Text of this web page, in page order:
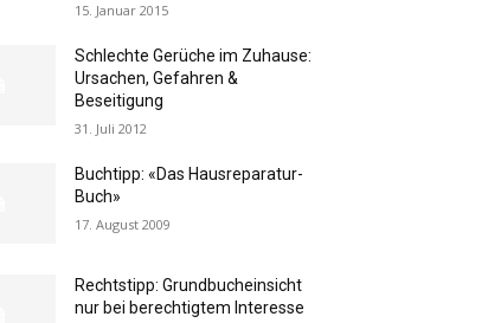
15. Januar 2015
Schlechte Gerüche im Zuhause:
Ursachen, Gefahren &
Beseitigung
31. Juli 2012
Buchtipp: «Das Hausreparatur-
Buch»
17. August 2009
Rechtstipp: Grundbucheinsicht
nur bei berechtigtem Interesse